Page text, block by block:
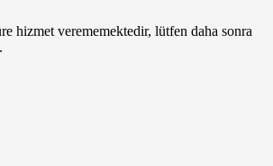
hizmet verememektedir, lütfen daha sonra